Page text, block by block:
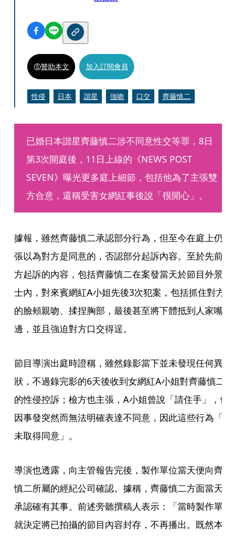
贊助本文 加入訂閱會員
性侵 日本 諧星 強吻 口交 齊藤慎二
已婚日本諧星齊藤慎二涉不同意性交等罪，8日
第3次開庭後，11日上線的《NEWS POST
SEVEN》曝光更多庭上細節，包括他為了主張雙
方合意，還稱受害女網紅事後說「很開心」。
據報，雖然齊藤慎二承認部分行為，但至今在庭上仍
張以為對方是同意的，否認部分起訴內容。至於先前
方起訴的內容，包括齊藤慎二在案發當天於節目外景
士內，對來賓網紅A小姐先後3次犯案，包括抓住對方
的臉頰親吻、揉捏胸部，最後甚至將下體抵到人家嘴
邊，並且強迫對方口交得逞。
節目導演出庭時證稱，雖然錄影當下並未發現任何異
狀，不過錄完影的6天後收到女網紅A小姐對齊藤慎二
的性侵控訴；檢方也主張，A小姐曾說「請住手」，
因事發突然而無法明確表達不同意，因此這些行為「
未取得同意」。
導演也透露，向主管報告完後，製作單位當天便向齊
慎二所屬的經紀公司確認。據稱，齊藤慎二方面當天
承認確有其事。前述旁聽撰稿人表示：「當時製作單
就決定將已拍攝的節目內容封存，不再播出。既然本